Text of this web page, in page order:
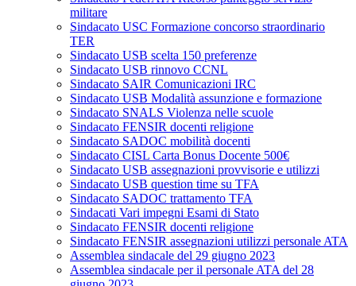
militare
Sindacato USC Formazione concorso straordinario
TER
Sindacato USB scelta 150 preferenze
Sindacato USB rinnovo CCNL
Sindacato SAIR Comunicazioni IRC
Sindacato USB Modalità assunzione e formazione
Sindacato SNALS Violenza nelle scuole
Sindacato FENSIR docenti religione
Sindacato SADOC mobilità docenti
Sindacato CISL Carta Bonus Docente 500€
Sindacato USB assegnazioni provvisorie e utilizzi
Sindacato USB question time su TFA
Sindacato SADOC trattamento TFA
Sindacati Vari impegni Esami di Stato
Sindacato FENSIR docenti religione
Sindacato FENSIR assegnazioni utilizzi personale ATA
Assemblea sindacale del 29 giugno 2023
Assemblea sindacale per il personale ATA del 28